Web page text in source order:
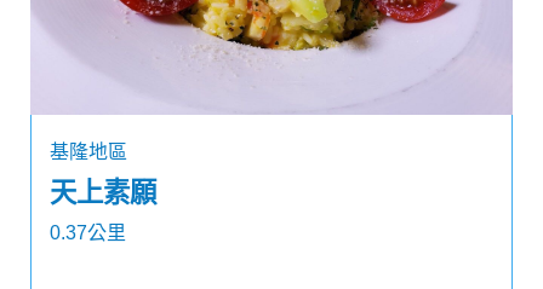
基隆地區
天上素願
0.37公里